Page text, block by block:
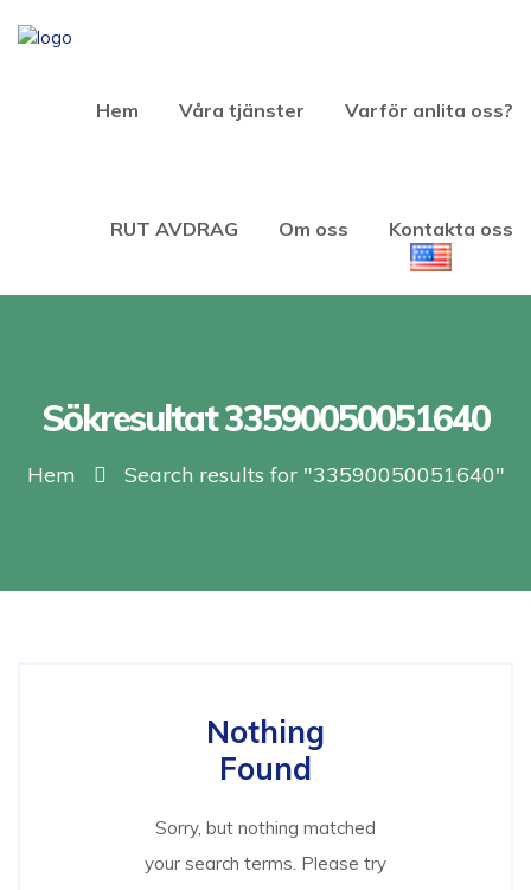
Hem Våra tjänster Varför anlita oss?
RUT AVDRAG Om oss Kontakta oss
Sökresultat 33590050051640
Hem Search results for "33590050051640"
Nothing
Found
Sorry, but nothing matched
your search terms. Please try